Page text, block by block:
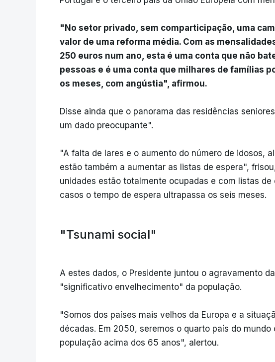
"No setor privado, sem comparticipação, uma
valor de uma reforma média. Com as
250 euros num ano, esta é uma conta que não
pessoas e é uma conta que milhares de famílias
os meses, com angústia", afirmou.
Disse ainda que o panorama das residências
um dado preocupante".
"A falta de lares e o aumento do número de idosos,
estão também a aumentar as listas de espera",
unidades estão totalmente ocupadas e com listas
casos o tempo de espera ultrapassa os seis meses.
"Tsunami social"
A estes dados, o Presidente juntou o agravamento
"significativo envelhecimento" da população.
"Somos dos países mais velhos da Europa e a
décadas. Em 2050, seremos o quarto país do
população acima dos 65 anos", alertou.